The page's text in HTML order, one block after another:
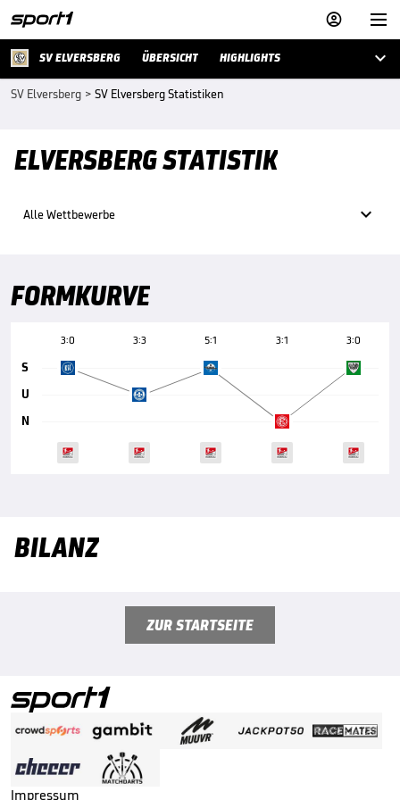


SV ELVERSBERG ÜBERSICHT HIGHLIGHTS 
SV Elversberg > SV Elversberg Statistiken
ELVERSBERG STATISTIK
Alle Wettbewerbe 
FORMKURVE
3:0 3:3 5:1 3:1 3:0
S
U
N
BILANZ
ZUR STARTSEITE
Impressum